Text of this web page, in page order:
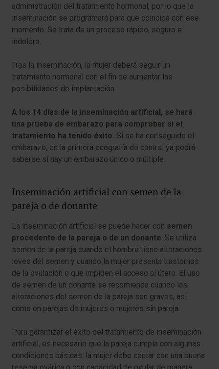
administración del tratamiento hormonal, por lo que la
inseminación se programará para que coincida con ese
momento. Se trata de un proceso rápido, seguro e
indoloro.
Tras la inseminación, la mujer deberá seguir un
tratamiento hormonal con el fin de aumentar las
posibilidades de implantación.
A los 14 días de la inseminación artificial, se hará
una prueba de embarazo para comprobar si el
tratamiento ha tenido éxito. Si se ha conseguido el
embarazo, en la primera ecografía de control ya podrá
saberse si hay un embarazo único o múltiple.
Inseminación artificial con semen de la
pareja o de donante
La inseminación artificial se puede hacer con semen
procedente de la pareja o de un donante. Se utiliza
semen de la pareja cuando el hombre tiene alteraciones
leves del semen y cuando la mujer presenta trastornos
de la ovulación o que impiden el acceso al útero. El uso
de semen de un donante se recomienda cuando las
alteraciones del semen de la pareja son graves, así
como en parejas de mujeres o mujeres sin pareja.
Para garantizar el éxito del tratamiento de inseminación
artificial, es necesario que la pareja cumpla con algunas
condiciones básicas: la mujer debe contar con una buena